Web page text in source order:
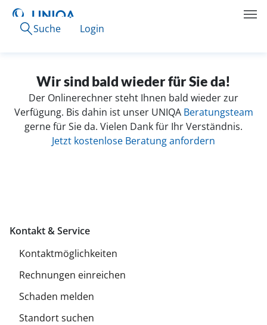
Suche Login
Wir sind bald wieder für Sie da!
Der Onlinerechner steht Ihnen bald wieder zur
Verfügung. Bis dahin ist unser UNIQA Beratungsteam
gerne für Sie da. Vielen Dank für Ihr Verständnis.
Jetzt kostenlose Beratung anfordern
Kontakt & Service
Kontaktmöglichkeiten
Rechnungen einreichen
Schaden melden
Standort suchen